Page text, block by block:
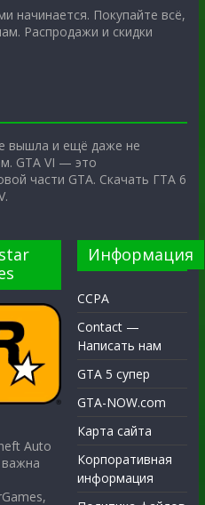
начинается. Покупайте всё,
Распродажи и скидки
вышла и ещё даже не
GTA VI — это
части GTA. Скачать ГТА 6
Auto
Информация
CCPA
Contact —
Написать нам
GTA 5 супер
GTA-NOW.com
Карта сайта
Корпоративная
информация